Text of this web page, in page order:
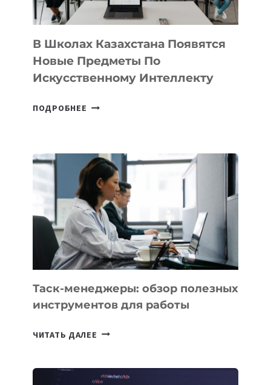
ПРОГРАММУ
ДЛЯ
ТЕХНОЛОГИЧЕСКИХ
В Школах Казахстана Появятся
Новые Предметы По
Искусственному Интеллекту
ПОДРОБНЕЕ
НОВЫЕ
ПРЕДМЕТЫ
ПО
ИСКУССТВЕННОМУ
ИНТЕЛЛЕКТУ
Таск-менеджеры: обзор полезных
инструментов для работы
ЧИТАТЬ ДАЛЕЕ ТАСК-
ПОЛЕЗНЫХ